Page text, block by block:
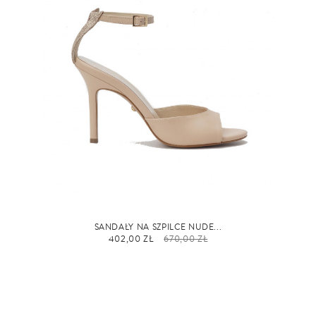
SANDAŁY NA SZPILCE NUDE...
402,00 ZŁ 670,00 ZŁ